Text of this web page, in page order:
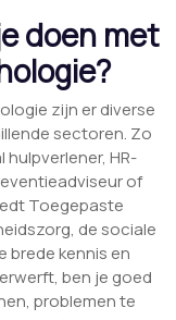
doen met
zijn er diverse
sectoren. Zo
HR-
of
Toegepaste
de sociale
brede kennis en
ben je goed
problemen te